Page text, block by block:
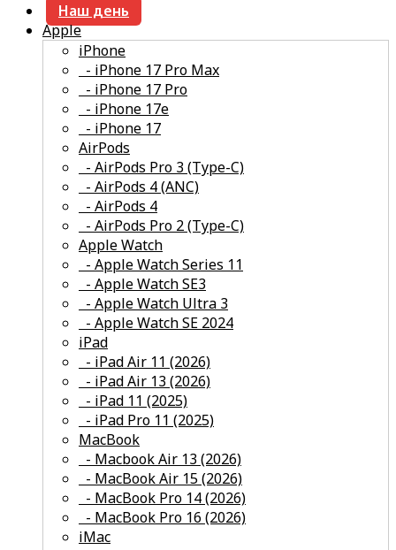
Наш день
Apple
iPhone
- iPhone 17 Pro Max
- iPhone 17 Pro
- iPhone 17e
- iPhone 17
AirPods
- AirPods Pro 3 (Type-C)
- AirPods 4 (ANC)
- AirPods 4
- AirPods Pro 2 (Type-C)
Apple Watch
- Apple Watch Series 11
- Apple Watch SE3
- Apple Watch Ultra 3
- Apple Watch SE 2024
iPad
- iPad Air 11 (2026)
- iPad Air 13 (2026)
- iPad 11 (2025)
- iPad Pro 11 (2025)
MacBook
- Macbook Air 13 (2026)
- MacBook Air 15 (2026)
- MacBook Pro 14 (2026)
- MacBook Pro 16 (2026)
iMac